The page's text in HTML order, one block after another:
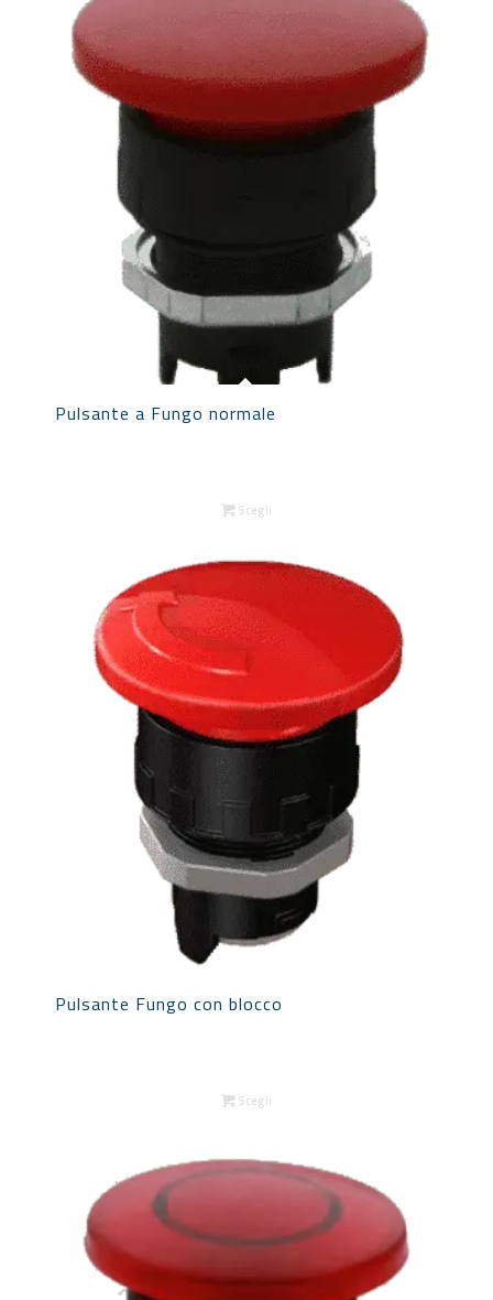
Pulsante a Fungo normale
Scegli
Pulsante Fungo con blocco
Scegli